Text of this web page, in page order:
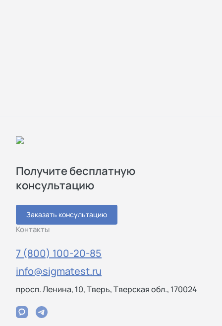
Получите бесплатную
консультацию
Заказать консультацию
Контакты
7 (800) 100-20-85
info@sigmatest.ru
просп. Ленина, 10, Тверь, Тверская обл., 170024